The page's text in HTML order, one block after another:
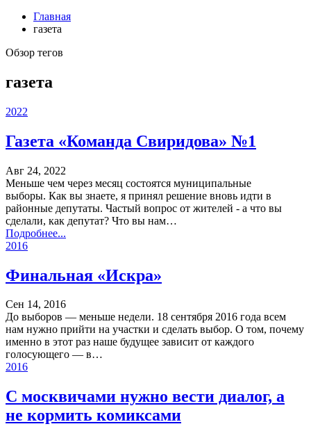
Главная
газета
Обзор тегов
газета
2022
Газета «Команда Свиридова» №1
Авг 24, 2022
Меньше чем через месяц состоятся муниципальные
выборы. Как вы знаете, я принял решение вновь идти в
районные депутаты. Частый вопрос от жителей - а что вы
сделали, как депутат? Что вы нам…
Подробнее...
2016
Финальная «Искра»
Сен 14, 2016
До выборов — меньше недели. 18 сентября 2016 года всем
нам нужно прийти на участки и сделать выбор. О том, почему
именно в этот раз наше будущее зависит от каждого
голосующего — в…
2016
С москвичами нужно вести диалог, а
не кормить комиксами